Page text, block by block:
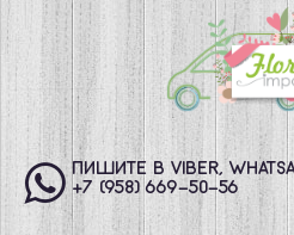
ПИШИТЕ В VIBER,
+7 (958) 669-50-56